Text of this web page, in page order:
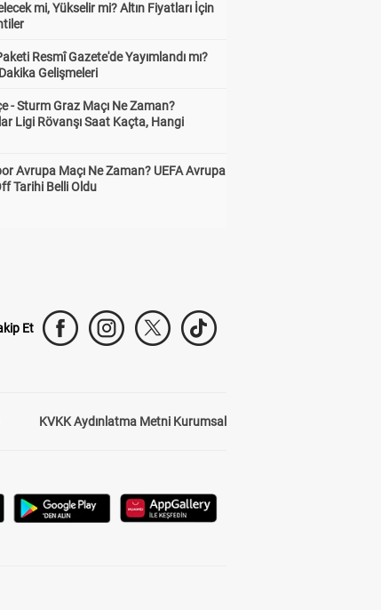
mi, Yükselir mi? Altın Fiyatları İçin
Resmî Gazete'de Yayımlandı mı?
Gelişmeleri
- Sturm Graz Maçı Ne Zaman?
Ligi Rövanşı Saat Kaçta, Hangi
Avrupa Maçı Ne Zaman? UEFA Avrupa
Tarihi Belli Oldu
Et
KVKK Aydınlatma Metni Kurumsal